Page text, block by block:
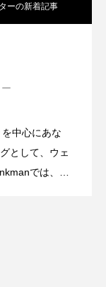
ーの新着記事
中心にあな
として、ウェ
では、主
りの特別な
もiPadにも、